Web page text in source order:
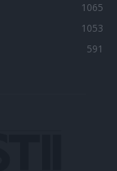
1065
1053
591